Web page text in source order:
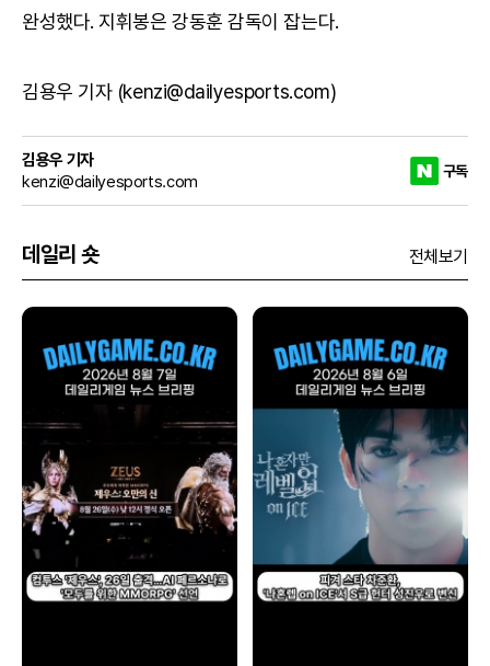
완성했다. 지휘봉은 강동훈 감독이 잡는다.
김용우 기자 (kenzi@dailyesports.com)
김용우 기자
kenzi@dailyesports.com
구독
데일리 숏 전체보기